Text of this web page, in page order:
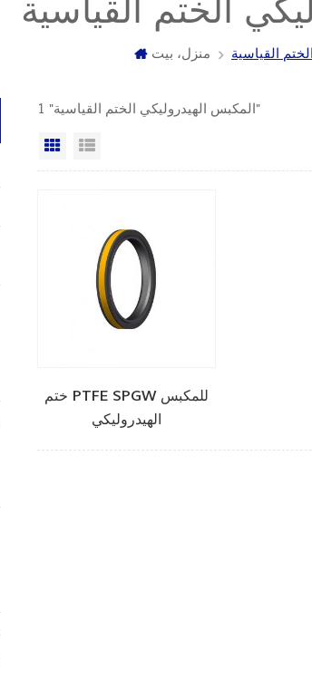
الختم القياسية
منزل، بيت القياسية
1 "المكبس الهيدروليكي الختم القياسية"
عرض شبكي
ختم PTFE SPGW للمكبس
الهيدروليكي